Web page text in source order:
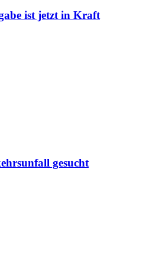
ist jetzt in Kraft
gesucht